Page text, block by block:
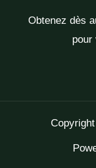
Obtenez dès
pour